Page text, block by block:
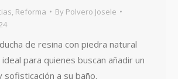
, Reforma By Polvero Josele
de resina con piedra natural
para quienes buscan añadir un
a su baño.